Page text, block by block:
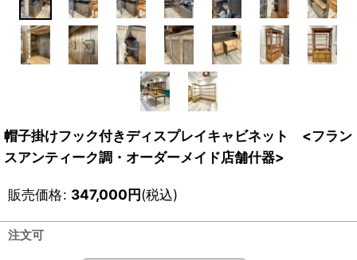
帽子掛けフック付きディスプレイキャビネット <フラン
スアンティーク調・オーダーメイド店舗什器>
販売価格: 347,000円(税込)
注文可